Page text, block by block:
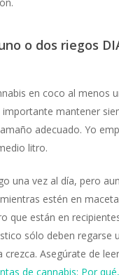
o dos riegos
en coco al menos
mantener
adecuado. Yo
litro.
una vez al día, pero
estén en
que están en
sólo deben regarse
crezca. Asegúrate de
de cannabis: Por